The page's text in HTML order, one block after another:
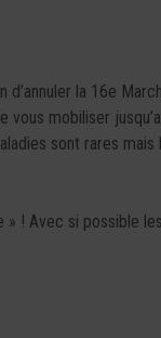
d’annuler la 16e
vous mobiliser
sont rares mais
» ! Avec si possible